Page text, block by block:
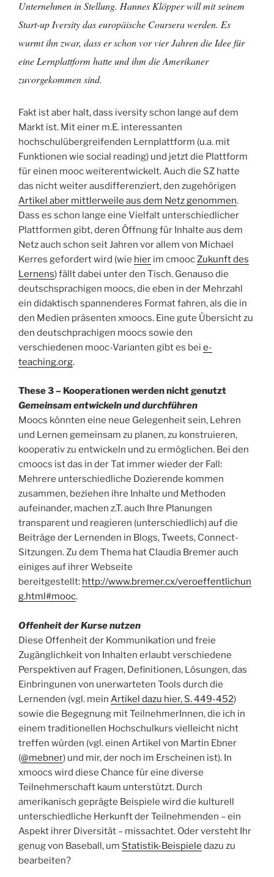
Unternehmen in Stellung. Hannes Klöpper will mit seinem
Start-up Iversity das europäische Coursera werden. Es
wurmt ihn zwar, dass er schon vor vier Jahren die Idee für
eine Lernplattform hatte und ihm die Amerikaner
zuvorgekommen sind.
Fakt ist aber halt, dass iversity schon lange auf dem
Markt ist. Mit einer m.E. interessanten
hochschulübergreifenden Lernplattform (u.a. mit
Funktionen wie social reading) und jetzt die Plattform
für einen mooc weiterentwickelt. Auch die SZ hatte
das nicht weiter ausdifferenziert, den zugehörigen
Artikel aber mittlerweile aus dem Netz genommen.
Dass es schon lange eine Vielfalt unterschiedlicher
Plattformen gibt, deren Öffnung für Inhalte aus dem
Netz auch schon seit Jahren vor allem von Michael
Kerres gefordert wird (wie hier im cmoocZukunft des
Lernens) fällt dabei unter den Tisch. Genauso die
deutschsprachigen moocs, die eben in der Mehrzahl
ein didaktisch spannenderes Format fahren, als die in
den Medien präsenten xmoocs. Eine gute Übersicht zu
den deutschprachigen moocs sowie den
verschiedenen mooc-Varianten gibt es bei e-
teaching.org.
These 3 – Kooperationen werden nicht genutzt
Gemeinsam entwickeln und durchführen
Moocs könnten eine neue Gelegenheit sein, Lehren
und Lernen gemeinsam zu planen, zu konstruieren,
kooperativ zu entwickeln und zu ermöglichen. Bei den
cmoocs ist das in der Tat immer wieder der Fall:
Mehrere unterschiedliche Dozierende kommen
zusammen, beziehen ihre Inhalte und Methoden
aufeinander, machen z.T. auch Ihre Planungen
transparent und reagieren (unterschiedlich) auf die
Beiträge der Lernenden in Blogs, Tweets, Connect-
Sitzungen. Zu dem Thema hat Claudia Bremer auch
einiges auf ihrer Webseite
bereitgestellt: http://www.bremer.cx/veroeffentlichun
g.html#mooc.
Offenheit der Kurse nutzen
Diese Offenheit der Kommunikation und freie
Zugänglichkeit von Inhalten erlaubt verschiedene
Perspektiven auf Fragen, Definitionen, Lösungen, das
Einbringunen von unerwarteten Tools durch die
Lernenden (vgl. mein Artikel dazu hier, S. 449-452)
sowie die Begegnung mit TeilnehmerInnen, die ich in
einem traditionellen Hochschulkurs vielleicht nicht
treffen würden (vgl. einen Artikel von Martin Ebner
(@mebner) und mir, der noch im Erscheinen ist). In
xmoocs wird diese Chance für eine diverse
Teilnehmerschaft kaum unterstützt. Durch
amerikanisch geprägte Beispiele wird die kulturell
unterschiedliche Herkunft der Teilnehmenden – ein
Aspekt ihrer Diversität – missachtet. Oder versteht Ihr
genug von Baseball, um Statistik-Beispiele dazu zu
bearbeiten?